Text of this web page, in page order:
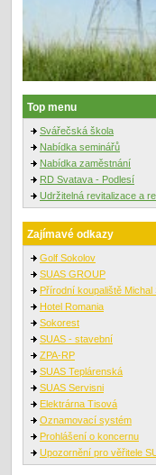
Top menu
Svářečská škola
Nabídka seminářů
Nabídka zaměstnání
RD Svatava - Podlesí
Udržitelná revitalizace a
Zajímavé odkazy
Golf Sokolov
SUAS GROUP
Přírodní koupaliště Michal
Hotel Romania
Sokorest
SUAS - stavební
ZPA-RP
SUAS Teplárenská
SUAS Servisni
Elektrárna Tisová
Oznamovací systém
Prohlášení o koncernu
Upozornění pro věřitele